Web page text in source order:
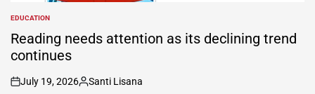
POSTED
IN
EDUCATION
Reading needs attention as its declining trend
continues
on
July 19, 2026
Posted
Santi Lisana